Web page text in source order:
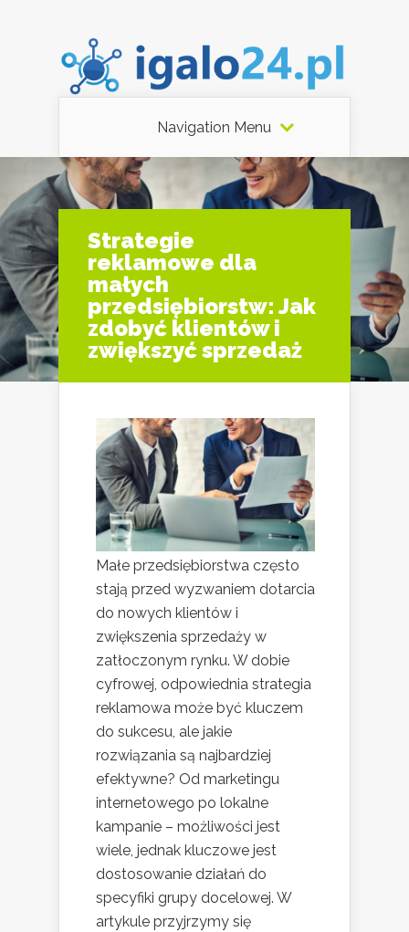
Navigation Menu
Strategie
reklamowe dla
małych
przedsiębiorstw: Jak
zdobyć klientów i
zwiększyć sprzedaż
Małe przedsiębiorstwa często
stają przed wyzwaniem dotarcia
do nowych klientów i
zwiększenia sprzedaży w
zatłoczonym rynku. W dobie
cyfrowej, odpowiednia strategia
reklamowa może być kluczem
do sukcesu, ale jakie
rozwiązania są najbardziej
efektywne? Od marketingu
internetowego po lokalne
kampanie – możliwości jest
wiele, jednak kluczowe jest
dostosowanie działań do
specyfiki grupy docelowej. W
artykule przyjrzymy się